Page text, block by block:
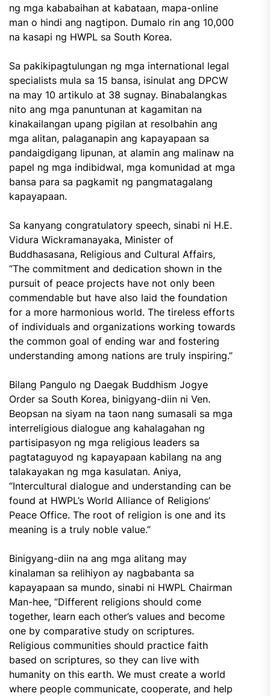
ng mga kababaihan at kabataan, mapa-online
man o hindi ang nagtipon. Dumalo rin ang 10,000
na kasapi ng HWPL sa South Korea.
Sa pakikipagtulungan ng mga international legal
specialists mula sa 15 bansa, isinulat ang DPCW
na may 10 artikulo at 38 sugnay. Binabalangkas
nito ang mga panuntunan at kagamitan na
kinakailangan upang pigilan at resolbahin ang
mga alitan, palaganapin ang kapayapaan sa
pandaigdigang lipunan, at alamin ang malinaw na
papel ng mga indibidwal, mga komunidad at mga
bansa para sa pagkamit ng pangmatagalang
kapayapaan.
Sa kanyang congratulatory speech, sinabi ni H.E.
Vidura Wickramanayaka, Minister of
Buddhasasana, Religious and Cultural Affairs,
“The commitment and dedication shown in the
pursuit of peace projects have not only been
commendable but have also laid the foundation
for a more harmonious world. The tireless efforts
of individuals and organizations working towards
the common goal of ending war and fostering
understanding among nations are truly inspiring.”
Bilang Pangulo ng Daegak Buddhism Jogye
Order sa South Korea, binigyang-diin ni Ven.
Beopsan na siyam na taon nang sumasali sa mga
interreligious dialogue ang kahalagahan ng
partisipasyon ng mga religious leaders sa
pagtataguyod ng kapayapaan kabilang na ang
talakayakan ng mga kasulatan. Aniya,
“Intercultural dialogue and understanding can be
found at HWPL’s World Alliance of Religions’
Peace Office. The root of religion is one and its
meaning is a truly noble value.”
Binigyang-diin na ang mga alitang may
kinalaman sa relihiyon ay nagbabanta sa
kapayapaan sa mundo, sinabi ni HWPL Chairman
Man-hee, “Different religions should come
together, learn each other’s values and become
one by comparative study on scriptures.
Religious communities should practice faith
based on scriptures, so they can live with
humanity on this earth. We must create a world
where people communicate, cooperate, and help